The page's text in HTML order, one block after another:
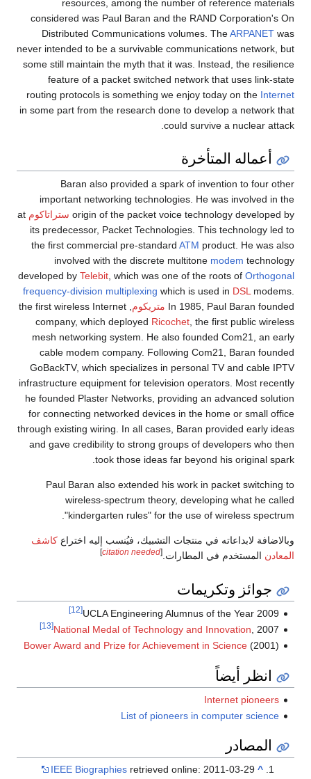
resources, among the number of reference materials
considered was Paul Baran and the RAND Corporation's On
Distributed Communications volumes. TheARPANET was
never intended to be a survivable communications network, but
some still maintain the myth that it was. Instead, the resilience
feature of a packet switched network that uses link-state
routing protocols is something we enjoy today on the Internet
in some part from the research done to develop a network that
could survive a nuclear attack.
أعماله المتأخرة
Baran also provided a spark of invention to four other
important networking technologies. He was involved in the
origin of the packet voice technology developed by ستراتاكوم at
its predecessor, Packet Technologies. This technology led to
the first commercial pre-standard ATM product. He was also
involved with the discrete multitone modem technology
developed by Telebit , which was one of the roots of Orthogonal
frequency-division multiplexing which is used in DSL modems.
In 1985, Paul Baran founded متريكوم , the first wireless Internet
company, which deployed Ricochet , the first public wireless
mesh networking system. He also founded Com21, an early
cable modem company. Following Com21, Baran founded
GoBackTV, which specializes in personal TV and cable IPTV
infrastructure equipment for television operators. Most recently
he founded Plaster Networks, providing an advanced solution
for connecting networked devices in the home or small office
through existing wiring. In all cases, Baran provided early ideas
and gave credibility to strong groups of developers who then
took those ideas far beyond his original spark.
Paul Baran also extended his work in packet switching to
wireless-spectrum theory, developing what he called
"kindergarten rules" for the use of wireless spectrum.
وبالاضافة لابداعاته في منتجات التشبيك، فيُنسب إليه اختراع كاشف
المعادن المستخدم في المطارات. [
citation needed
]
جوائز وتكريمات
2009 UCLA Engineering Alumnus of the Year
[12]
National Medal of Technology and Innovation , 2007
[13]
Bower Award and Prize for Achievement in Science(2001)
انظر أيضاً
Internet pioneers
List of pioneers in computer science
المصادر
^
IEEE Biographies retrieved online: 2011-03-29